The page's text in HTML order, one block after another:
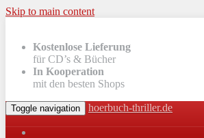
Skip to main content
Kostenlose Lieferung
für CD’s & Bücher
In Kooperation
mit den besten Shops
Toggle navigation hoerbuch-thriller.de